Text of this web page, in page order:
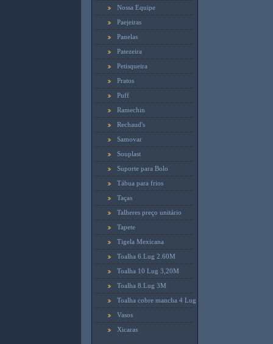
Nossa Equipe
Paejeiras
Panelas
Patezeira
Petisqueira
Pratos
Puff
Ramechin
Rechaud's
Samovar
Souplast
Suporte para Bolo
Tábua para frios
Taças
Talheres preço unitário
Tapete
Tigela Mexicana
Toalha 6.Lug 2.60M
Toalha 10 Lug 3,20M
Toalha 8.Lug 3M
Toalha cobre mancha 4 Lug
Vasos
Xicaras